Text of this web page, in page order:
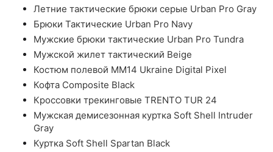
Летние тактические брюки серые Urban Pro Gray
Брюки Тактические Urban Pro Navy
Мужские брюки тактические Urban Pro Tundra
Мужской жилет тактический Beige
Костюм полевой ММ14 Ukraine Digital Pixel
Кофта Composite Black
Кроссовки трекинговые TRENTO TUR 24
Мужская демисезонная куртка Soft Shell Intruder
Gray
Куртка Soft Shell Spartan Black